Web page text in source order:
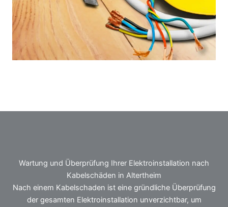
Wartung und Überprüfung Ihrer Elektroinstallation nach
Kabelschäden in Altertheim
Nach einem Kabelschaden ist eine gründliche Überprüfung
der gesamten Elektroinstallation unverzichtbar, um